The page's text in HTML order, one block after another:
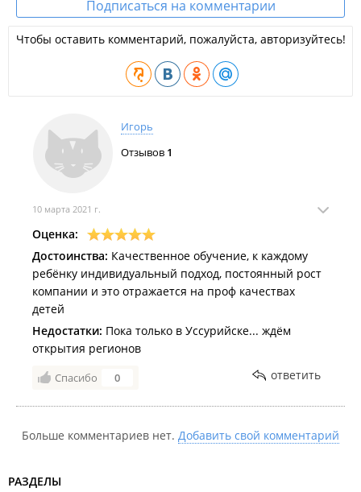
Подписаться на комментарии
Чтобы оставить комментарий, пожалуйста, авторизуйтесь!
Игорь
Отзывов 1
10 марта 2021 г.
Оценка:
Достоинства: Качественное обучение, к каждому
ребёнку индивидуальный подход, постоянный рост
компании и это отражается на проф качествах
детей
Недостатки: Пока только в Уссурийске... ждём
открытия регионов
Спасибо 0 ответить
Больше комментариев нет. Добавить свой комментарий
РАЗДЕЛЫ